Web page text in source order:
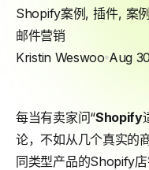
Shopify案例 ,插件, 案
邮件营销
Kristin Weswoo Aug
每当有卖家问“Shopify
论，不如从几个真实的
同类型产品的Shopify